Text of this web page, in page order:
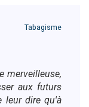
Tabagisme
merveilleuse,
aux futurs
leur dire qu'à